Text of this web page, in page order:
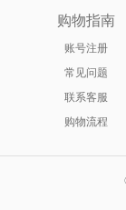
购物指南
账号注册
常见问题
联系客服
购物流程